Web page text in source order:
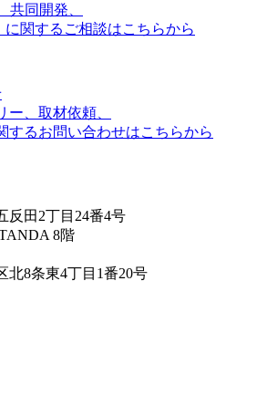
共同開発、
に関するご相談はこちらから
ー、取材依頼、
するお問い合わせはこちらから
反田2丁目24番4号
8階
北8条東4丁目1番20号